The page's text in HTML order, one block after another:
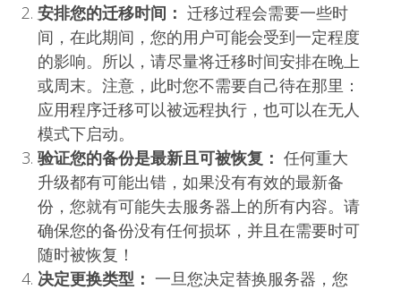
安排您的迁移时间： 迁移过程会需要一些时
间，在此期间，您的用户可能会受到一定程度
的影响。所以，请尽量将迁移时间安排在晚上
或周末。注意，此时您不需要自己待在那里：
应用程序迁移可以被远程执行，也可以在无人
模式下启动。
验证您的备份是最新且可被恢复： 任何重大
升级都有可能出错，如果没有有效的最新备
份，您就有可能失去服务器上的所有内容。请
确保您的备份没有任何损坏，并且在需要时可
随时被恢复！
决定更换类型： 一旦您决定替换服务器，您